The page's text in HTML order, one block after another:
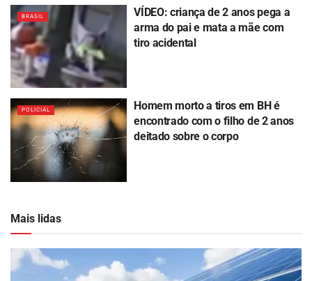
BRASIL
VÍDEO: criança de 2 anos pega a
arma do pai e mata a mãe com
tiro acidental
POLICIAL
Homem morto a tiros em BH é
encontrado com o filho de 2 anos
deitado sobre o corpo
Mais lidas